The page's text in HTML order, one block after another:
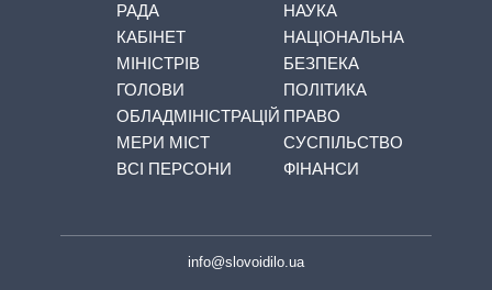
РАДА
КАБІНЕТ
МІНІСТРІВ
ГОЛОВИ
ОБЛАДМІНІСТРАЦІЙ
МЕРИ МІСТ
ВСІ ПЕРСОНИ
НАУКА
НАЦІОНАЛЬНА
БЕЗПЕКА
ПОЛІТИКА
ПРАВО
СУСПІЛЬСТВО
ФІНАНСИ
info@slovoidilo.ua